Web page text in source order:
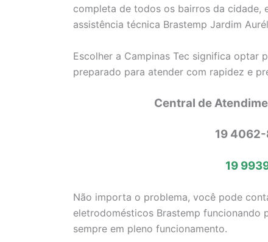
completa de todos os bairros da cidade,
assistência técnica Brastemp Jardim
Escolher a Campinas Tec significa optar
preparado para atender com rapidez e
Central de
19
19
Não importa o problema, você pode
eletrodomésticos Brastemp funcionando
sempre em pleno funcionamento.